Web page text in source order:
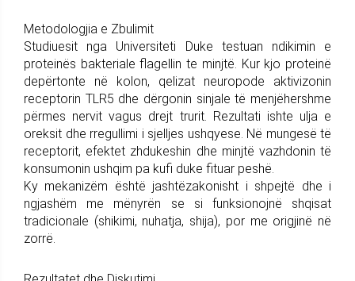
Metodologjia e Zbulimit
Studiuesit nga Universiteti Duke testuan ndikimin e
proteinës bakteriale flagellin te minjtë. Kur kjo proteinë
depërtonte në kolon, qelizat neuropode aktivizonin
receptorin TLR5 dhe dërgonin sinjale të menjëhershme
përmes nervit vagus drejt trurit. Rezultati ishte ulja e
oreksit dhe rregullimi i sjelljes ushqyese. Në mungesë të
receptorit, efektet zhdukeshin dhe minjtë vazhdonin të
konsumonin ushqim pa kufi duke fituar peshë.
Ky mekanizëm është jashtëzakonisht i shpejtë dhe i
ngjashëm me mënyrën se si funksionojnë shqisat
tradicionale (shikimi, nuhatja, shija), por me origjinë në
zorrë.